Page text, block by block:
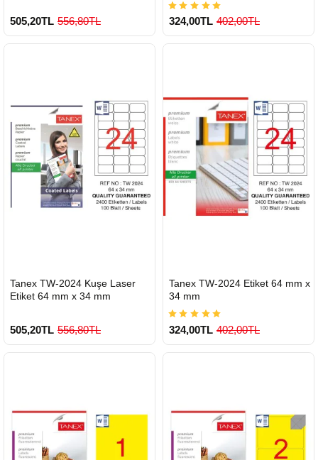
900 TL Üzeri Kargo Ücretsiz
505,20TL 556,80TL
900 TL Üzeri Kargo Ücretsiz
324,00TL 402,00TL
GÖNDERİ
Tanex TW-2024 Kuşe Laser
Etiket 64 mm x 34 mm
505,20TL 556,80TL
GÖNDERİ
Tanex TW-2024 Etiket 64 mm x
34 mm
324,00TL 402,00TL